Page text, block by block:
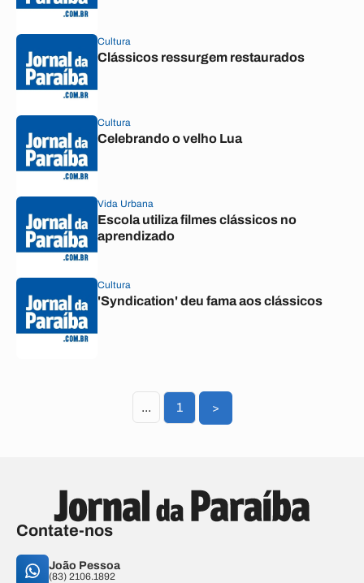
Cultura
Clássicos ressurgem restaurados
Cultura
Celebrando o velho Lua
Vida Urbana
Escola utiliza filmes clássicos no
aprendizado
Cultura
'Syndication' deu fama aos clássicos
... 1 >
Contate-nos
João Pessoa
(83) 2106.1892